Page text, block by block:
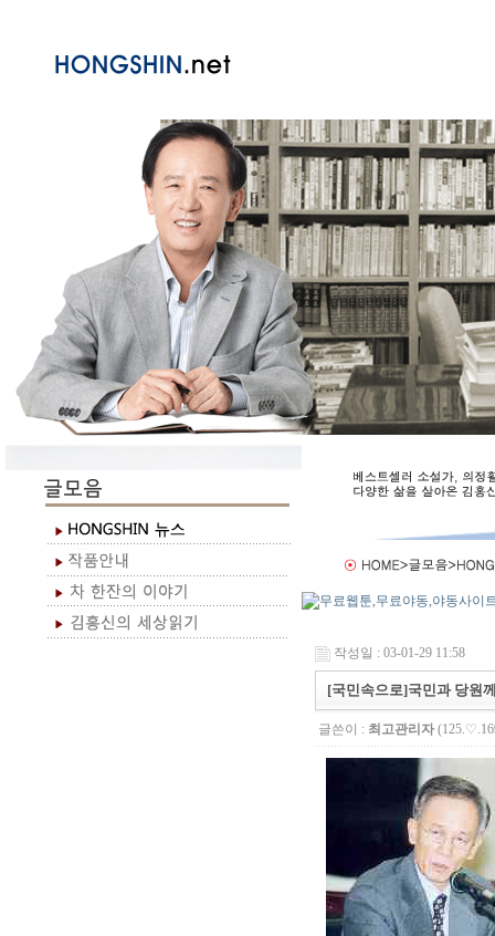
작성일 : 03-01-29 11:58
[국민속으로]국민과 당원
글쓴이 : 최고관리자